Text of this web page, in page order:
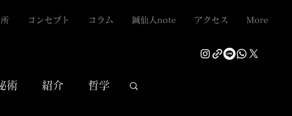
コンセプト コラム 鍼仙人note アクセス More
術 紹介 哲学